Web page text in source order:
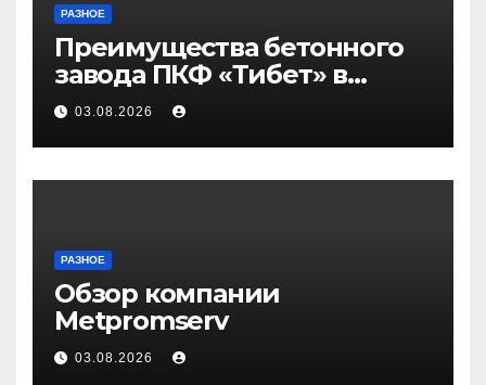
РАЗНОЕ
Преимущества бетонного
завода ПКФ «Тибет» в
Волгограде и Волжском
03.08.2026
РАЗНОЕ
Обзор компании
Metpromserv
03.08.2026